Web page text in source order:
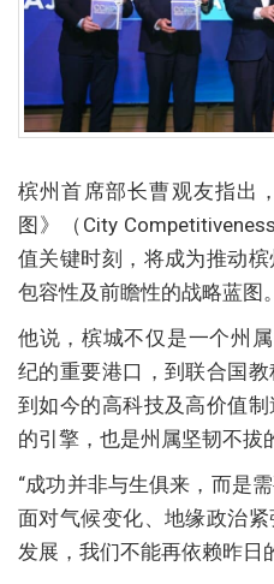
槟州首席部长曹观友指出
图》（City
值关键时刻，将成为推动槟
包容性及前瞻性的战略蓝图。
他说，槟城不仅是一个州
纪的重要港口，到联合国
到如今的高科技及高价值
的引擎，也是州属坚韧不拔
“成功并非与生俱来，而是
面对气候变化、地缘政治
发展，我们不能再依赖昨日